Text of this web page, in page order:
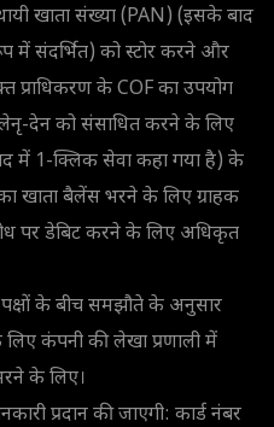
खाता संख्या (PAN) (इसके बाद
में संदर्भित) को स्टोर करने और
प्राधिकरण के COF का उपयोग
लेनृ-देन को संसाधित करने के लिए
में 1-क्लिक सेवा कहा गया है) के
खाता बैलेंस भरने के लिए ग्राहक
पर डेबिट करने के लिए अधिकृत
के बीच समझौते के अनुसार
कंपनी की लेखा प्रणाली में
के लिए।
प्रदान की जाएगी: कार्ड नंबर